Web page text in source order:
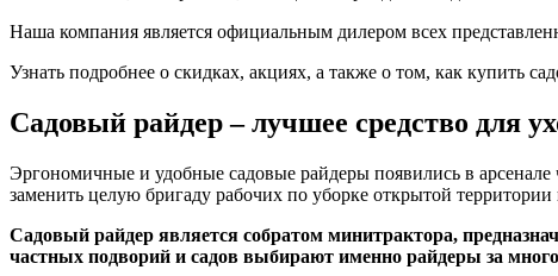
Наша компания является официальным дилером всех
Узнать подробнее о скидках, акциях, а также о том, как купить
Садовый райдер – лучшее средство для
Эргономичные и удобные садовые райдеры появились в арсенале
заменить целую бригаду рабочих по уборке открытой
Садовый райдер является собратом минитрактора,
частных подворий и садов выбирают именно райдеры за